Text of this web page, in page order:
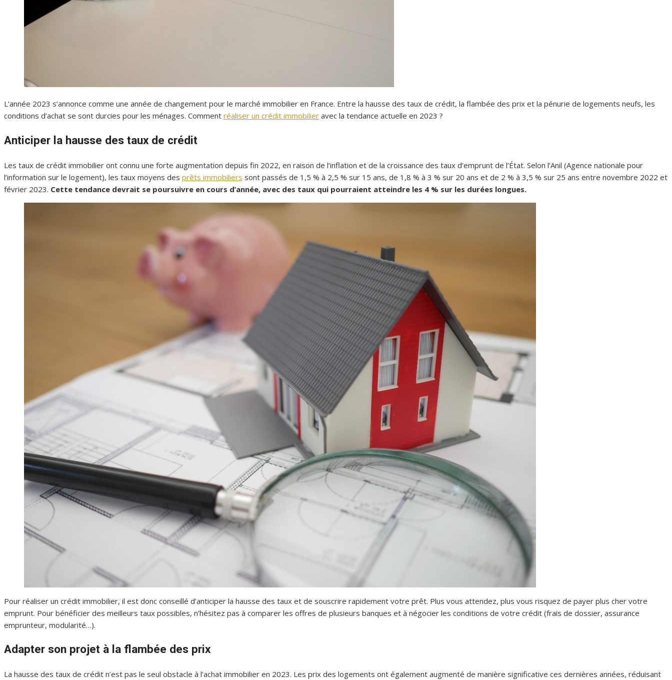
L’année 2023 s’annonce comme une année de changement pour le marché immobilier en France. Entre la hausse des taux de crédit, la flambée des prix et la pénurie de logements neufs, les
conditions d’achat se sont durcies pour les ménages. Comment réaliser un crédit immobilier avec la tendance actuelle en 2023 ?
Anticiper la hausse des taux de crédit
Les taux de crédit immobilier ont connu une forte augmentation depuis fin 2022, en raison de l’inflation et de la croissance des taux d’emprunt de l’État. Selon l’Anil (Agence nationale pour
l’information sur le logement), les taux moyens des prêts immobiliers sont passés de 1,5 % à 2,5 % sur 15 ans, de 1,8 % à 3 % sur 20 ans et de 2 % à 3,5 % sur 25 ans entre novembre 2022 et
février 2023. Cette tendance devrait se poursuivre en cours d’année, avec des taux qui pourraient atteindre les 4 % sur les durées longues.
Pour réaliser un crédit immobilier, il est donc conseillé d’anticiper la hausse des taux et de souscrire rapidement votre prêt. Plus vous attendez, plus vous risquez de payer plus cher votre
emprunt. Pour bénéficier des meilleurs taux possibles, n’hésitez pas à comparer les offres de plusieurs banques et à négocier les conditions de votre crédit (frais de dossier, assurance
emprunteur, modularité…).
Adapter son projet à la flambée des prix
La hausse des taux de crédit n’est pas le seul obstacle à l’achat immobilier en 2023. Les prix des logements ont également augmenté de manière significative ces dernières années, réduisant